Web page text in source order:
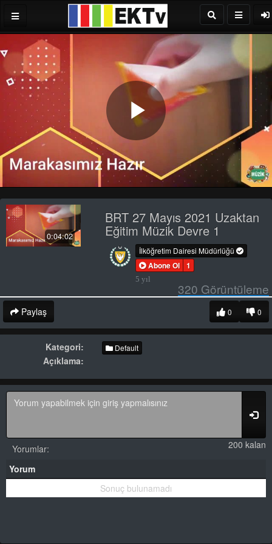
Play
Video
0:04:02
BRT 27 Mayıs 2021 Uzaktan
Eğitim Müzik Devre 1
İlköğretim Dairesi Müdürlüğü
Abone Ol 1
5 yıl
320 Görüntüleme
Paylaş 0
0
Kategori: Default
Açıklama:
200 kalan
Yorumlar:
Yorum
Sonuç bulunamadı